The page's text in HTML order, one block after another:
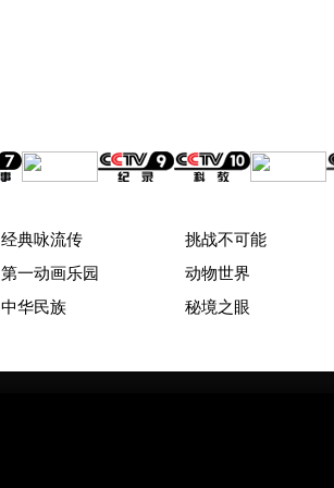
经典咏流传 挑战不可能
第一动画乐园 动物世界
中华民族 秘境之眼